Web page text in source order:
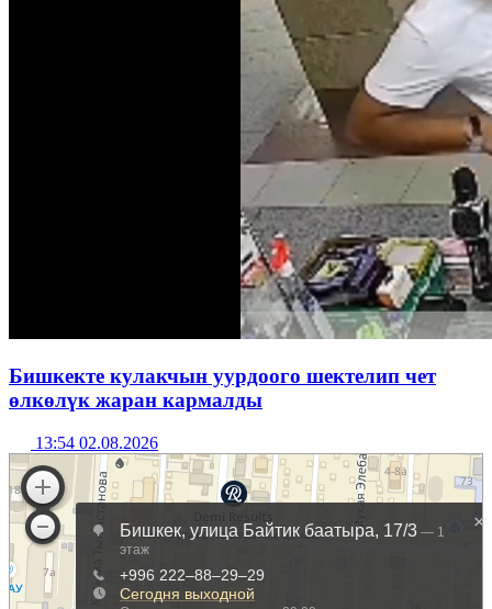
Бишкекте кулакчын уурдоого шектелип чет
өлкөлүк жаран кармалды
13:54 02.08.2026